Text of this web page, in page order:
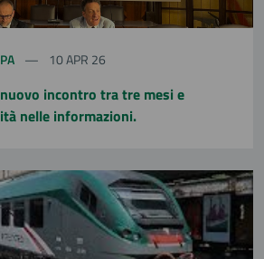
10 APR 26
incontro tra tre mesi e
nelle informazioni.